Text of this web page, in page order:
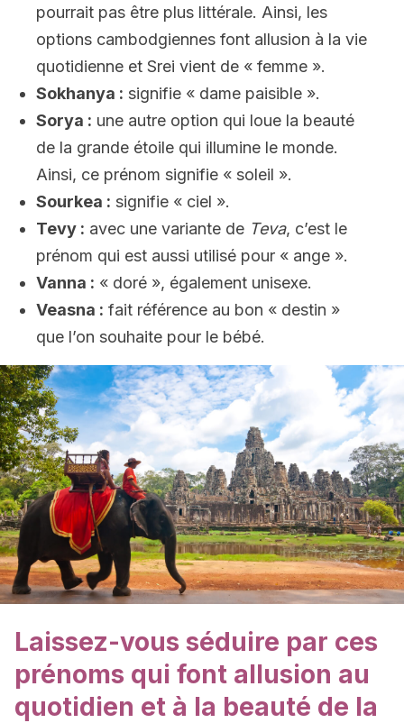
pourrait pas être plus littérale. Ainsi, les
options cambodgiennes font allusion à la vie
quotidienne et Srei vient de « femme ».
Sokhanya : signifie « dame paisible ».
Sorya : une autre option qui loue la beauté
de la grande étoile qui illumine le monde.
Ainsi, ce prénom signifie « soleil ».
Sourkea : signifie « ciel ».
Tevy : avec une variante de Teva, c’est le
prénom qui est aussi utilisé pour « ange ».
Vanna : « doré », également unisexe.
Veasna : fait référence au bon « destin »
que l’on souhaite pour le bébé.
Laissez-vous séduire par ces
prénoms qui font allusion au
quotidien et à la beauté de la